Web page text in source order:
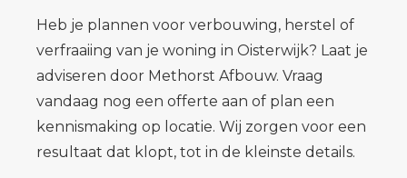
Heb je plannen voor verbouwing, herstel of
verfraaiing van je woning in Oisterwijk? Laat je
adviseren door Methorst Afbouw. Vraag
vandaag nog een offerte aan of plan een
kennismaking op locatie. Wij zorgen voor een
resultaat dat klopt, tot in de kleinste details.